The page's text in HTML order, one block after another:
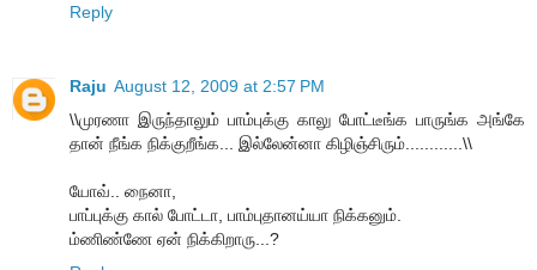
Reply
Raju August 12, 2009 at 2:57 PM
\\முரணா இருந்தாலும் பாம்புக்கு காலு போட்டீங்க பாருங்க அங்கே
தான் நீங்க நிக்குறீங்க... இல்லேன்னா கிழிஞ்சிரும்............\\
யோவ்.. நைனா,
பாப்புக்கு கால் போட்டா, பாம்புதானய்யா நிக்கனும்.
ம்ணிண்ணே ஏன் நிக்கிறாரு...?